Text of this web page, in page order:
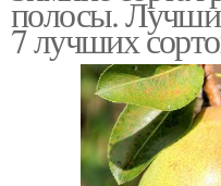
полосы.
7 лучших